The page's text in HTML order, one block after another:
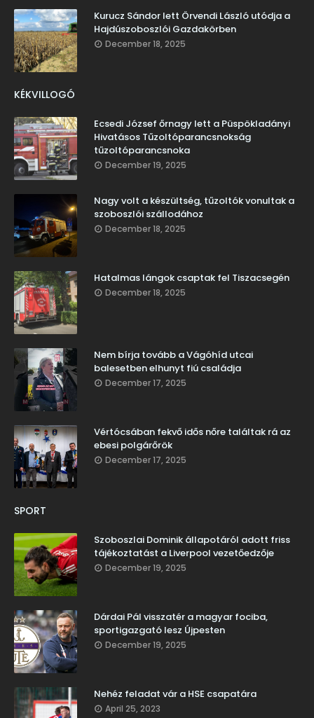
Kurucz Sándor lett Örvendi László utódja a
Hajdúszoboszlói Gazdakörben
December 18, 2025
KÉKVILLOGÓ
Ecsedi József őrnagy lett a Püspökladányi
Hivatásos Tűzoltóparancsnokság
tűzoltóparancsnoka
December 19, 2025
Nagy volt a készültség, tűzoltók vonultak a
szoboszlói szállodához
December 18, 2025
Hatalmas lángok csaptak fel Tiszacsegén
December 18, 2025
Nem bírja tovább a Vágóhíd utcai
balesetben elhunyt fiú családja
December 17, 2025
Vértócsában fekvő idős nőre találtak rá az
ebesi polgárőrök
December 17, 2025
SPORT
Szoboszlai Dominik állapotáról adott friss
tájékoztatást a Liverpool vezetőedzője
December 19, 2025
Dárdai Pál visszatér a magyar fociba,
sportigazgató lesz Újpesten
December 19, 2025
Nehéz feladat vár a HSE csapatára
April 25, 2023